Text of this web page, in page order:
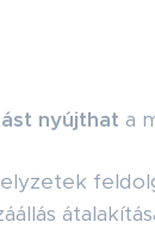
nyújthat a